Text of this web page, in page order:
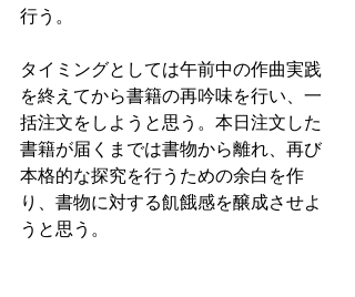
行う。
タイミングとしては午前中の作曲実践
を終えてから書籍の再吟味を行い、一
括注文をしようと思う。本日注文した
書籍が届くまでは書物から離れ、再び
本格的な探究を行うための余白を作
り、書物に対する飢餓感を醸成させよ
うと思う。